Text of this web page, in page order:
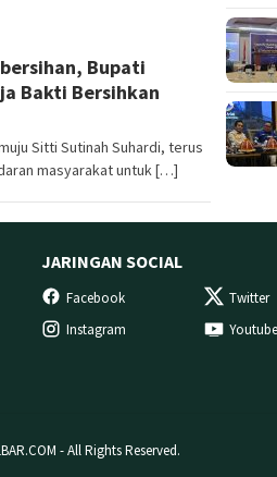
Bupati
Bakti Bersihkan
Sitti Sutinah Suhardi, terus
masyarakat untuk […]
JARINGAN SOCIAL
Facebook Twitter
Instagram
Youtube
- All Rights Reserved.